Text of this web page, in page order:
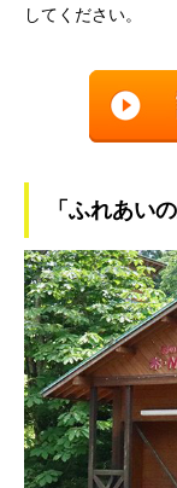
してください。
「ふれあい